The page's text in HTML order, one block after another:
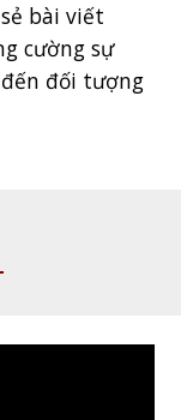
bài viết
cường sự
đối tượng